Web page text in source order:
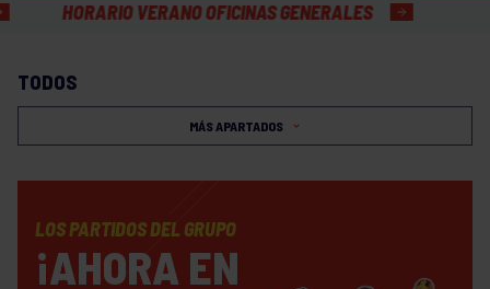
HORARIO VERANO OFICINAS GENERALES
TODOS
MÁS APARTADOS
LOS PARTIDOS DEL GRUPO
¡AHORA EN